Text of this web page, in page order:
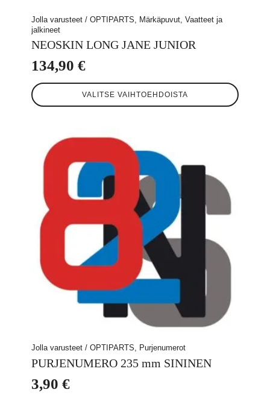
Jolla varusteet / OPTIPARTS, Märkäpuvut, Vaatteet ja
jalkineet
NEOSKIN LONG JANE JUNIOR
134,90 €
VALITSE VAIHTOEHDOISTA
Tällä
tuotteella
tehdä
valinnat
Jolla varusteet / OPTIPARTS, Purjenumerot
PURJENUMERO 235 mm SININEN
3,90 €